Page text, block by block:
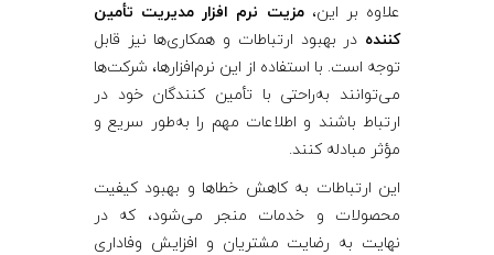
علاوه بر این،مزیت نرم‌ افزار مدیریت تأمین‌
کننده در بهبود ارتباطات و همکاری‌ها نیز قابل
توجه است. با استفاده از این نرم‌افزارها، شرکت‌ها
می‌توانند به‌راحتی با تأمین ‌کنندگان خود در
ارتباط باشند و اطلاعات مهم را به‌طور سریع و
مؤثر مبادله کنند.
این ارتباطات به کاهش خطاها و بهبود کیفیت
محصولات و خدمات منجر می‌شود، که در
نهایت به رضایت مشتریان و افزایش وفاداری